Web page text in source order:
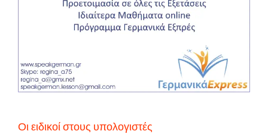
Οι ειδικοί στους υπολογιστές